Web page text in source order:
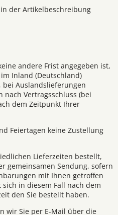
der Artikelbeschreibung
andere Frist angegeben ist,
Inland (Deutschland)
bei Auslandslieferungen
nach Vertragsschluss (bei
dem Zeitpunkt Ihrer
Feiertagen keine Zustellung
Lieferzeiten bestellt,
gemeinsamen Sendung, sofern
mit Ihnen getroffen
in diesem Fall nach dem
den Sie bestellt haben.
wir Sie per E-Mail über die